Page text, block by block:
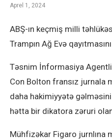
Aprel 1, 2024
ABŞ-ın keçmiş milli
Trampın Ağ Evə
Təsnim İnformasiya
Con Bolton fransız jurnala
daha hakimiyyətə
hətta bir dikatora zəruri
Mühfizəkar Figaro jurnlına